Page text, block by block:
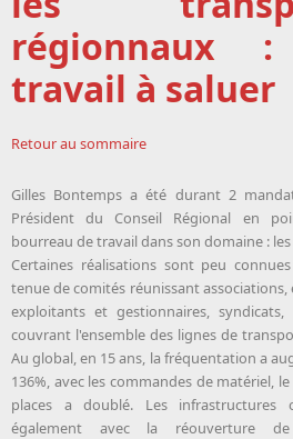
régionnaux
travail à saluer
Retour au sommaire
Gilles Bontemps a été durant 2
Président du Conseil Régional en
bourreau de travail dans son domaine :
Certaines réalisations sont peu
tenue de comités réunissant associations,
exploitants et gestionnaires, syndicats,
couvrant l'ensemble des lignes de
Au global, en 15 ans, la fréquentation a
136%, avec les commandes de matériel,
places a doublé. Les infrastructures
également avec la réouverture